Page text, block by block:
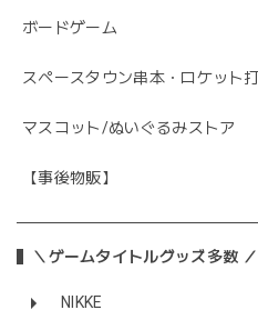
ボードゲーム
スペースタウン串本・ロケット
マスコット/ぬいぐるみストア
【事後物販】
＼ゲームタイトルグッズ多数 ／
NIKKE